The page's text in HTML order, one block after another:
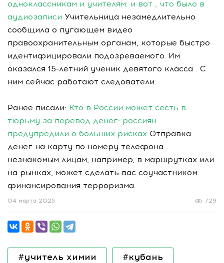
одноклассникам и учителям: и вот , что было в
аудиозаписи Учительница незамедлительно
сообщила о пугающем видео
правоохранительным органам, которые быстро
идентифицировали подозреваемого. Им
оказался 15-летний ученик девятого класса . С
ним сейчас работают следователи.
Ранее писали: Кто в России может сесть в
тюрьму за перевод денег: россиян
предупредили о больших рисках Отправка
денег на карту по номеру телефона
незнакомым лицам, например, в маршрутках или
на рынках, может сделать вас соучастником
финансирования терроризма.
729
04 марта 2025
#учитель химии #кубань